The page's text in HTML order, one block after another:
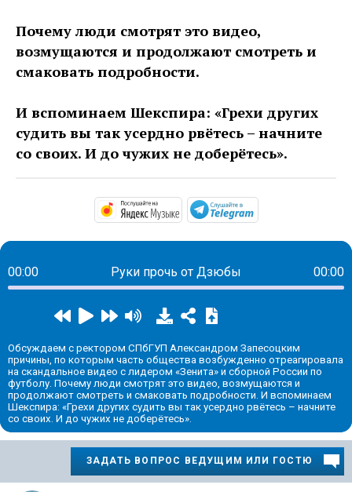
Почему люди смотрят это видео,
возмущаются и продолжают смотреть и
смаковать подробности.
И вспоминаем Шекспира: «Грехи других
судить вы так усердно рвётесь – начните
со своих. И до чужих не доберётесь».
https://music.yandex.ru/
00:00 Руки прочь от Дзюбы 00:00
Обсуждаем с ректором СПбГУП Александром Запесоцким
причины, по которым часть общества возбужденно отреагировала
на скандальное видео с лидером «Зенита» и сборной России по
футболу. Почему люди смотрят это видео, возмущаются и
продолжают смотреть и смаковать подробности. И вспоминаем
Шекспира: «Грехи других судить вы так усердно рвётесь – начните
со своих. И до чужих не доберётесь».
ЗАДАТЬ ВОПРОС ВЕДУЩИМ ИЛИ ГОСТЮ